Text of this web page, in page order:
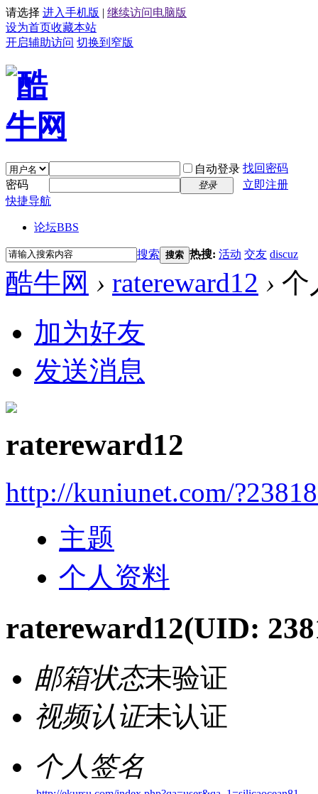
请选择 进入手机版 | 继续访问电脑版
设为首页收藏本站
开启辅助访问 切换到窄版
自动登录 找回密码
密码
登录
立即注册
快捷导航
论坛BBS
搜索 搜索 热搜: 活动 交友 discuz
酷牛网 › ratereward12 › 个
加为好友
发送消息
ratereward12
http://kuniunet.com/
主题
个人资料
ratereward12(UID:
邮箱状态未验证
视频认证未认证
个人签名